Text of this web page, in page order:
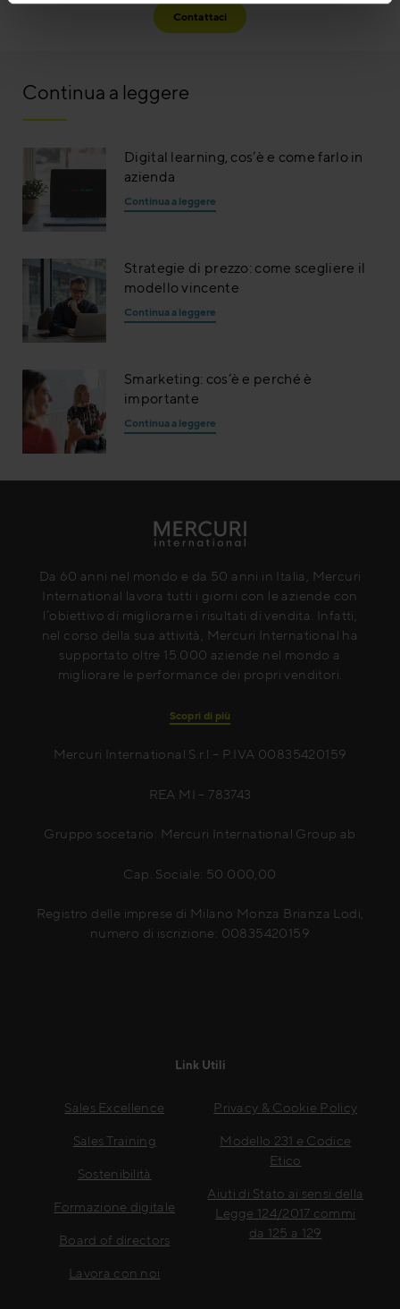
Contattaci
Continua a leggere
Digital learning, cos’è e come farlo in
azienda
Continua a leggere
Strategie di prezzo: come scegliere il
modello vincente
Continua a leggere
Smarketing: cos’è e perché è
importante
Continua a leggere
Da 60 anni nel mondo e da 50 anni in Italia, Mercuri
International lavora tutti i giorni con le aziende con
l’obiettivo di migliorarne i risultati di vendita. Infatti,
nel corso della sua attività, Mercuri International ha
supportato oltre 15.000 aziende nel mondo a
migliorare le performance dei propri venditori.
Scopri di più
Mercuri International S.r.l – P.IVA 00835420159
REA MI – 783743
Gruppo socetario: Mercuri International Group ab
Cap. Sociale: 50.000,00
Registro delle imprese di Milano Monza Brianza Lodi,
numero di iscrizione: 00835420159
Link Utili
Sales Excellence
Sales Training
Sostenibilità
Formazione digitale
Board of directors
Lavora con noi
Privacy & Cookie Policy
Modello 231 e Codice
Etico
Aiuti di Stato ai sensi della
Legge 124/2017 commi
da 125 a 129